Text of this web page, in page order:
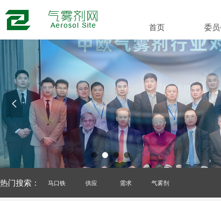
넳
首页 委
热门搜索： 马口铁 供应 需求 气雾剂